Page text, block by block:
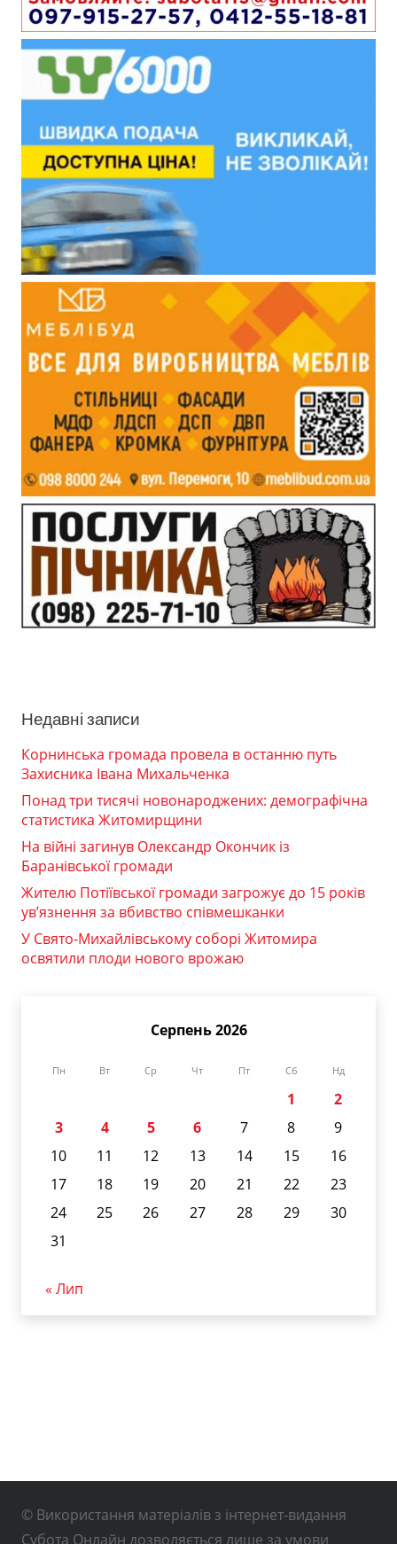
Недавні записи
Корнинська громада провела в останню путь
Захисника Івана Михальченка
Понад три тисячі новонароджених: демографічна
статистика Житомирщини
На війні загинув Олександр Окончик із
Баранівської громади
Жителю Потіївської громади загрожує до 15 років
ув’язнення за вбивство співмешканки
У Свято-Михайлівському соборі Житомира
освятили плоди нового врожаю
Серпень 2026
Пн Вт Ср Чт Пт Сб Нд
1
2
3
4 5 6 7 8
9
10
11 12 13 14 15
16
17
18 19 20 21 22
23
24
25 26 27 28 29
30
31
« Лип
© Використання матеріалів з інтернет-видання
Субота Онлайн дозволяється лише за умови